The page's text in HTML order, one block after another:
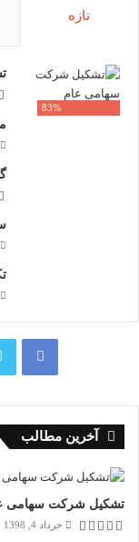
تازه
83%
آخرین مطالب
تشکیل شرکت سهامی
خرداد 4, 1398